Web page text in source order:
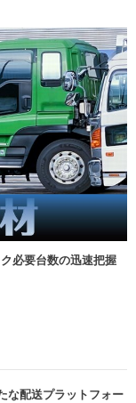
必要台数の迅速把握
な配送プラットフォー